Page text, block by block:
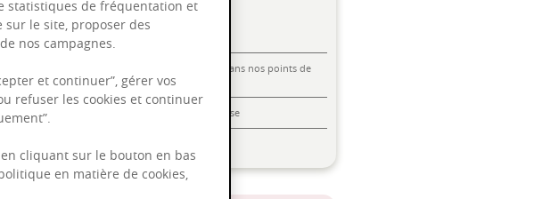
Livraison offerte dans nos points de
vente
Emballage anti-casse
statistiques de fréquentation et
le site, proposer des
nos campagnes.
et continuer”, gérer vos
refuser les cookies et continuer
cliquant sur le bouton en bas
en matière de cookies,